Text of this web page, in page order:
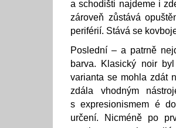
a schodišti najdeme i
zároveň zůstává
periférií. Stává se
Poslední – a patrně
barva. Klasický noir
varianta se mohla zdát
zdála vhodným
s expresionismem é
určení. Nicméně po